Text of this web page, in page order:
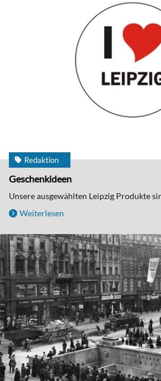
Redaktion
Geschenkideen
Unsere ausgewählten Leipzig Produkte
Weiterlesen